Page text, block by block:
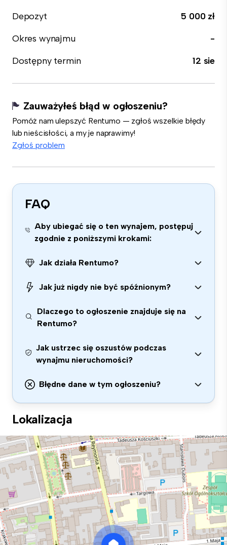
Depozyt
5 000 zł
Okres wynajmu
-
Dostępny termin
12 sie
Zauważyłeś błąd w ogłoszeniu?
Pomóż nam ulepszyć Rentumo — zgłoś wszelkie błędy
lub nieścisłości, a my je naprawimy!
Zgłoś problem
FAQ
Aby ubiegać się o ten wynajem, postępuj
zgodnie z poniższymi krokami:
Jak działa Rentumo?
Jak już nigdy nie być spóźnionym?
Dlaczego to ogłoszenie znajduje się na
Rentumo?
Jak ustrzec się oszustów podczas
wynajmu nieruchomości?
Błędne dane w tym ogłoszeniu?
Lokalizacja